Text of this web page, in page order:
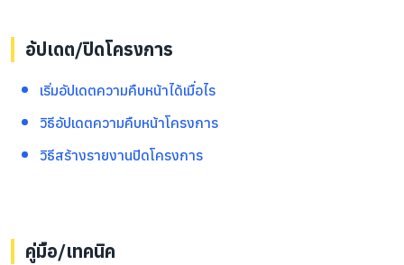
อัปเดต/ปิดโครงการ
เริ่มอัปเดตความคืบหน้าได้เมื่อไร
วิธีอัปเดตความคืบหน้าโครงการ
วิธีสร้างรายงานปิดโครงการ
คู่มือ/เทคนิค